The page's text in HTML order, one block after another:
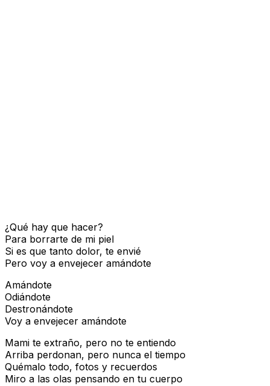
¿Qué hay que hacer?
Para borrarte de mi piel
Si es que tanto dolor, te envié
Pero voy a envejecer amándote
Amándote
Odiándote
Destronándote
Voy a envejecer amándote
Mami te extraño, pero no te entiendo
Arriba perdonan, pero nunca el tiempo
Quémalo todo, fotos y recuerdos
Miro a las olas pensando en tu cuerpo